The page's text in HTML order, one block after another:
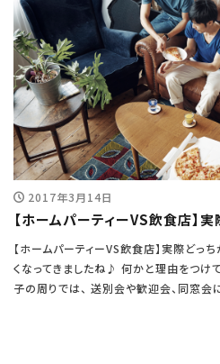
2017年3月14日
【ホームパーティーVS飲食店】実
【ホームパーティーVS飲食店】実際どっ
くなってきましたね♪ 何かと理由をつけ
子の周りでは、 送別会や歓迎会、同窓